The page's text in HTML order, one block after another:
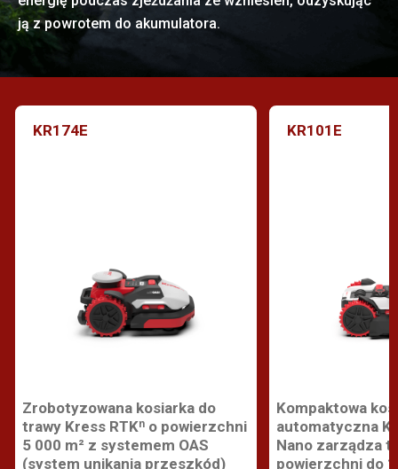
ją z powrotem do akumulatora.
KR174E
Zrobotyzowana kosiarka do
trawy Kress RTKⁿ o powierzchni
5 000 m² z systemem OAS
(system unikania przeszkód)
KR101E
Kompaktowa
automatyczna
Nano zarządza
powierzchni do